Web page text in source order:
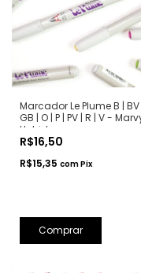
Marcador Le Plume B | BV
GB | O | P | PV | R | V -
Uchida
R$16,50
R$15,35 comPix
Comprar